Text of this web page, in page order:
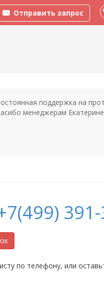
Отправить запрос
поддержка на
менеджерам
по телефону, или